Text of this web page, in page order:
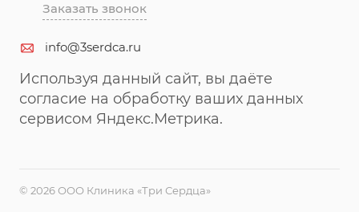
Заказать звонок
info@3serdca.ru
Используя данный сайт, вы даёте
согласие на обработку ваших данных
сервисом Яндекс.Метрика.
© 2026 ООО Клиника «Три Сердца»